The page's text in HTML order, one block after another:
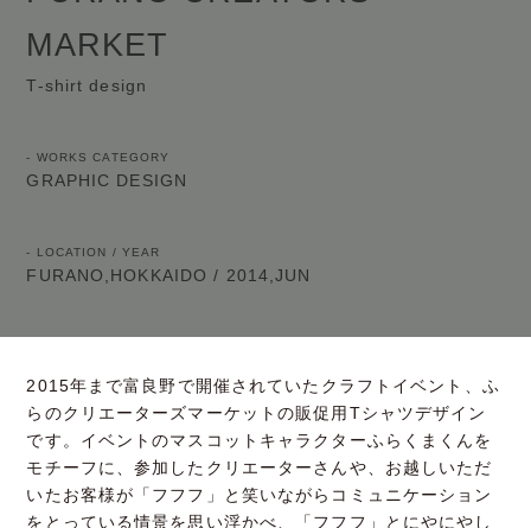
MARKET
T-shirt design
- WORKS CATEGORY
GRAPHIC DESIGN
- LOCATION / YEAR
FURANO,HOKKAIDO / 2014,JUN
2015年まで富良野で開催されていたクラフトイベント、ふ
らのクリエーターズマーケットの販促用Tシャツデザイン
です。イベントのマスコットキャラクターふらくまくんを
モチーフに、参加したクリエーターさんや、お越しいただ
いたお客様が「フフフ」と笑いながらコミュニケーション
をとっている情景を思い浮かべ、「フフフ」とにやにやし